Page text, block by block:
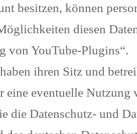
besitzen, können
diesen
von YouTube-Plugins“.
ihren Sitz und
eine eventuelle Nutzung
die Datenschutz- und